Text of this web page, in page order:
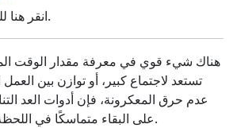
👉 انقر هنا.
هناك شيء قوي في معرفة مقدار الوقت
تستعد لاجتماع كبير، أو توازن بين
عدم حرق المعكرونة، فإن أدوات العد
على البقاء متماسكًا في اللحظة والتخطيط للمستقبل.